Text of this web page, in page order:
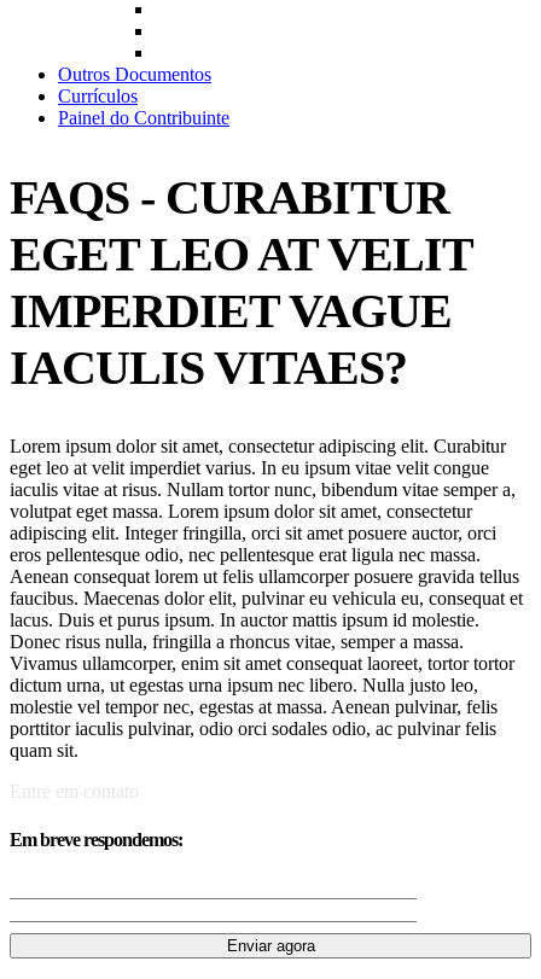
Outros Documentos
Currículos
Painel do Contribuinte
FAQS - CURABITUR
EGET LEO AT VELIT
IMPERDIET VAGUE
IACULIS VITAES?
Lorem ipsum dolor sit amet, consectetur adipiscing elit. Curabitur
eget leo at velit imperdiet varius. In eu ipsum vitae velit congue
iaculis vitae at risus. Nullam tortor nunc, bibendum vitae semper a,
volutpat eget massa. Lorem ipsum dolor sit amet, consectetur
adipiscing elit. Integer fringilla, orci sit amet posuere auctor, orci
eros pellentesque odio, nec pellentesque erat ligula nec massa.
Aenean consequat lorem ut felis ullamcorper posuere gravida tellus
faucibus. Maecenas dolor elit, pulvinar eu vehicula eu, consequat et
lacus. Duis et purus ipsum. In auctor mattis ipsum id molestie.
Donec risus nulla, fringilla a rhoncus vitae, semper a massa.
Vivamus ullamcorper, enim sit amet consequat laoreet, tortor tortor
dictum urna, ut egestas urna ipsum nec libero. Nulla justo leo,
molestie vel tempor nec, egestas at massa. Aenean pulvinar, felis
porttitor iaculis pulvinar, odio orci sodales odio, ac pulvinar felis
quam sit.
Entre em contato
Em breve respondemos: